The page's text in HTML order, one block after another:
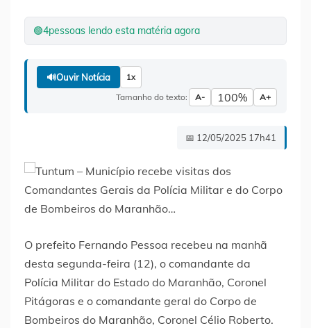
🟢4pessoas lendo esta matéria agora
🔊Ouvir Notícia 1x
Tamanho do texto: A- 100% A+
📅 12/05/2025 17h41
O prefeito Fernando Pessoa recebeu na manhã
desta segunda-feira (12), o comandante da
Polícia Militar do Estado do Maranhão, Coronel
Pitágoras e o comandante geral do Corpo de
Bombeiros do Maranhão, Coronel Célio Roberto.